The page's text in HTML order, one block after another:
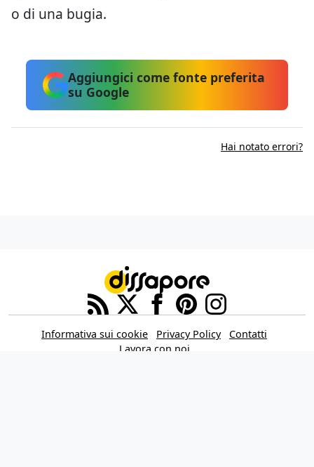
o di una bugia.
Aggiungici come fonte preferita
su Google
Hai notato errori?
Informativa sui cookie Privacy Policy
Contatti
Lavora con noi